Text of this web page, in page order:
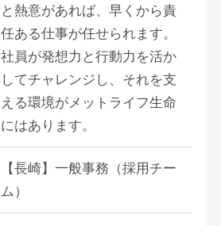
と熱意があれば、早くから責
任ある仕事が任せられます。
社員が発想力と行動力を活か
してチャレンジし、それを支
える環境がメットライフ生命
にはあります。
【長崎】一般事務（採用チー
ム）